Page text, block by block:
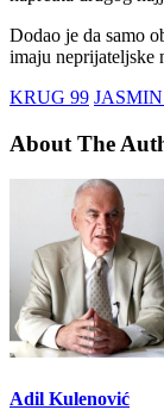
Dodao je da samo
imaju neprijateljske
KRUG 99
About The
Adil Kulenović